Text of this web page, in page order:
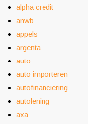
alpha credit
anwb
appels
argenta
auto
auto importeren
autofinanciering
autolening
axa